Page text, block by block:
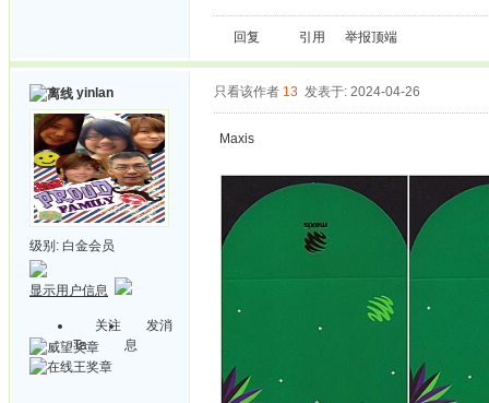
回复 引用 举报顶端
yinlan
级别: 白金会员
显示用户信息
关注
Ta
发消
息
只看该作者 13 发表于: 2024-04-26
Maxis